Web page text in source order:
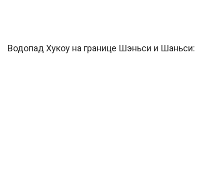
Водопад Хукоу на границе Шэньси и Шаньси: